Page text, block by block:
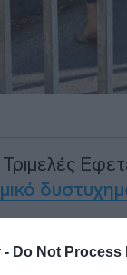
- Do Not
Τριμελές
θα
της